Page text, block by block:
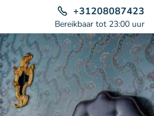
+31208087423
Bereikbaar tot 23:00 uur